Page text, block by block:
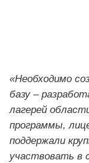
«Необходимо
базу –
лагерей
программы,
поддержали
участвовать в